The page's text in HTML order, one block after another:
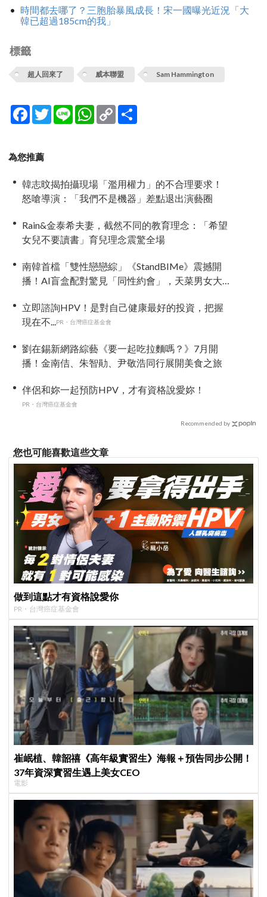
時間都去哪了？三胞胎暴風成長！宋一國曝光近況「大
韓已超過185cm的我」
標籤
超人回來了 威本聯盟 Sam Hammington
Facebook
TwitterLine WhatsApp
Copy
Link
為您推薦
韓志旼揭拍攝現場「濫用權力」的不合理要求！
怒嗆導演：「我們不是機器」差點退出演藝圈
Rain&金泰希夫妻，截然不同的教育理念：「希望
女兒不要讀書」育兒理念震驚全場
南韓首檔「雙性戀戀綜」《StandBIMe》震撼開
播！AI盲盒配對驚見「同性約會」，天菜男女大
立即諮詢HPV！是對自己健康最好的投資，把握
現在不...PR・台灣癌症基金會
劉在錫新網路綜藝《要一起吃拉麵嗎？》7月開
播！金南佶、朱智勛、尹敬浩同行展開美食之旅
伴侶和妳一起預防HPV，才有資格說愛妳！
PR・台灣癌症基金會
Recommended by
您也可能喜歡這些文章
做到這點才有資格說愛你
PR・台灣癌症基金會
崔岷植、韓韶禧《高年級實習生》海報＋預告同步公開！
37年資深實習生遇上美女CEO
電影